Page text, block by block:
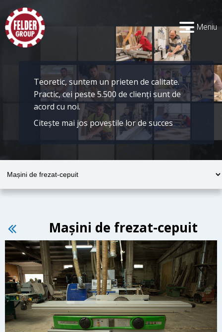
Teoretic, suntem un prieten de calitate.
Practic, cei peste 5.500 de clienți sunt de
acord cu noi.
Citește mai jos poveștile lor de succes
Meniu
Mașini de frezat-cepuit